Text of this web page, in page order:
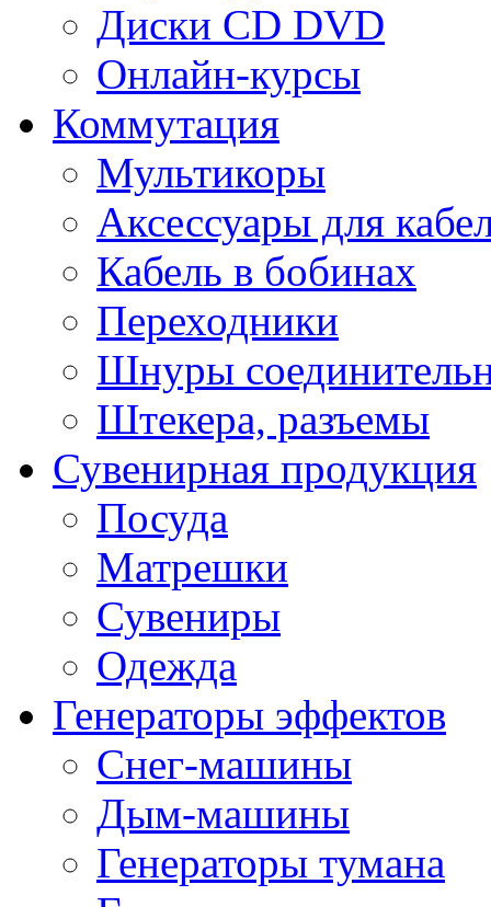
Диски CD DVD
Онлайн-курсы
Коммутация
Мультикоры
Аксессуары для
Кабель в бобинах
Переходники
Шнуры
Штекера, разъемы
Сувенирная продукция
Посуда
Матрешки
Сувениры
Одежда
Генераторы эффектов
Снег-машины
Дым-машины
Генераторы тумана